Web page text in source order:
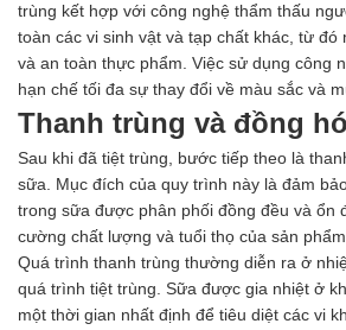
trùng kết hợp với công nghệ thẩm thấu
toàn các vi sinh vật và tạp chất khác, từ đó
và an toàn thực phẩm. Việc sử dụng công
hạn chế tối đa sự thay đổi về màu sắc và
Thanh trùng và đồng
Sau khi đã tiệt trùng, bước tiếp theo là
sữa. Mục đích của quy trình này là đảm
trong sữa được phân phối đồng đều và ổn
cường chất lượng và tuổi thọ của sản phẩm
Quá trình thanh trùng thường diễn ra ở
quá trình tiệt trùng. Sữa được gia nhiệt ở
một thời gian nhất định để tiêu diệt các vi